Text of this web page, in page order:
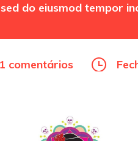
do eiusmod tempor
1 comentários